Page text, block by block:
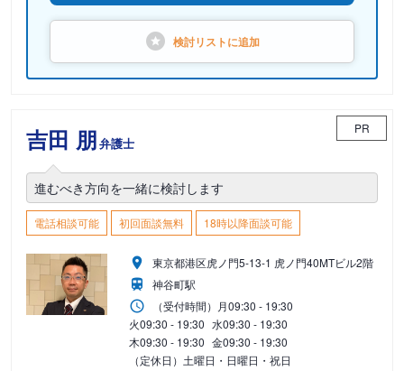
検討リストに追加
吉田 朋弁護士
PR
進むべき方向を一緒に検討します
電話相談可能 初回面談無料 18時以降面談可能
東京都港区虎ノ門5-13-1 虎ノ門40MTビル2階
神谷町駅
（受付時間） 月09:30 - 19:30
火09:30 - 19:30 水09:30 - 19:30
木09:30 - 19:30 金09:30 - 19:30
（定休日）土曜日・日曜日・祝日